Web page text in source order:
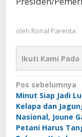
oleh Ronal Parenta
Ikuti Kami Pada
Navigasi
pos
Pos sebelumnya
Minut Siap Jadi
Kelapa dan
Nasional, Joune
Petani Harus